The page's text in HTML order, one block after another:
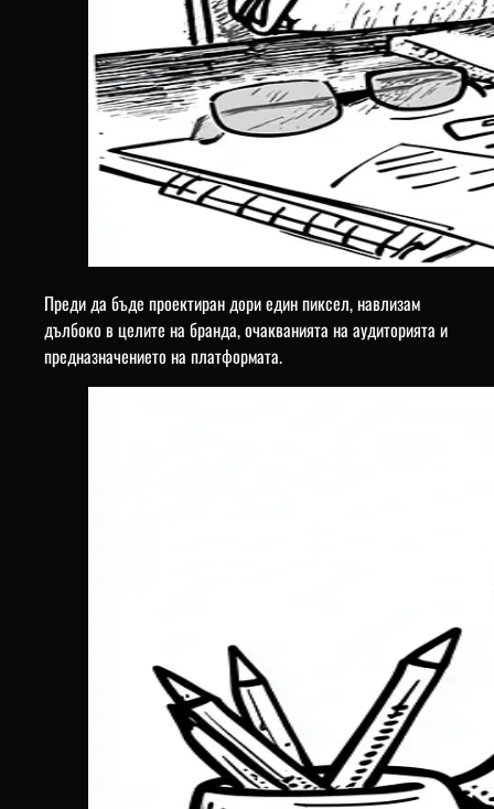
Преди да бъде проектиран дори един пиксел, навлизам
дълбоко в целите на бранда, очакванията на аудиторията и
предназначението на платформата.